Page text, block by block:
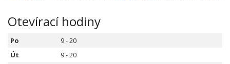
Otevírací hodiny
Po
9 - 20
Út
9 - 20